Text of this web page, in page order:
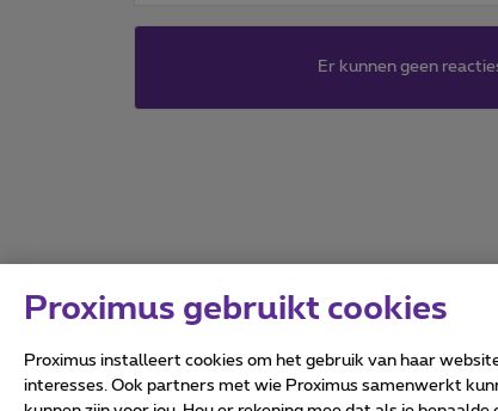
Er kunnen geen
Alle rechten
Proximus gebruikt cookies
Proximus installeert cookies om het gebruik van haar
interesses. Ook partners met wie Proximus samenwerkt